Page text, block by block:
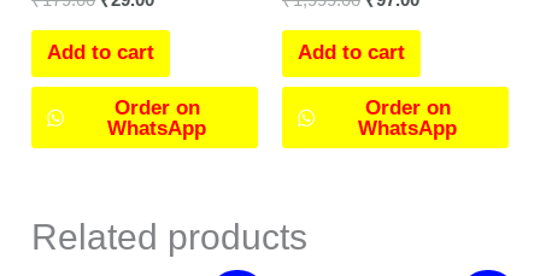
Add to cart
Order on
WhatsApp
Add to cart
Order on
WhatsApp
Related products